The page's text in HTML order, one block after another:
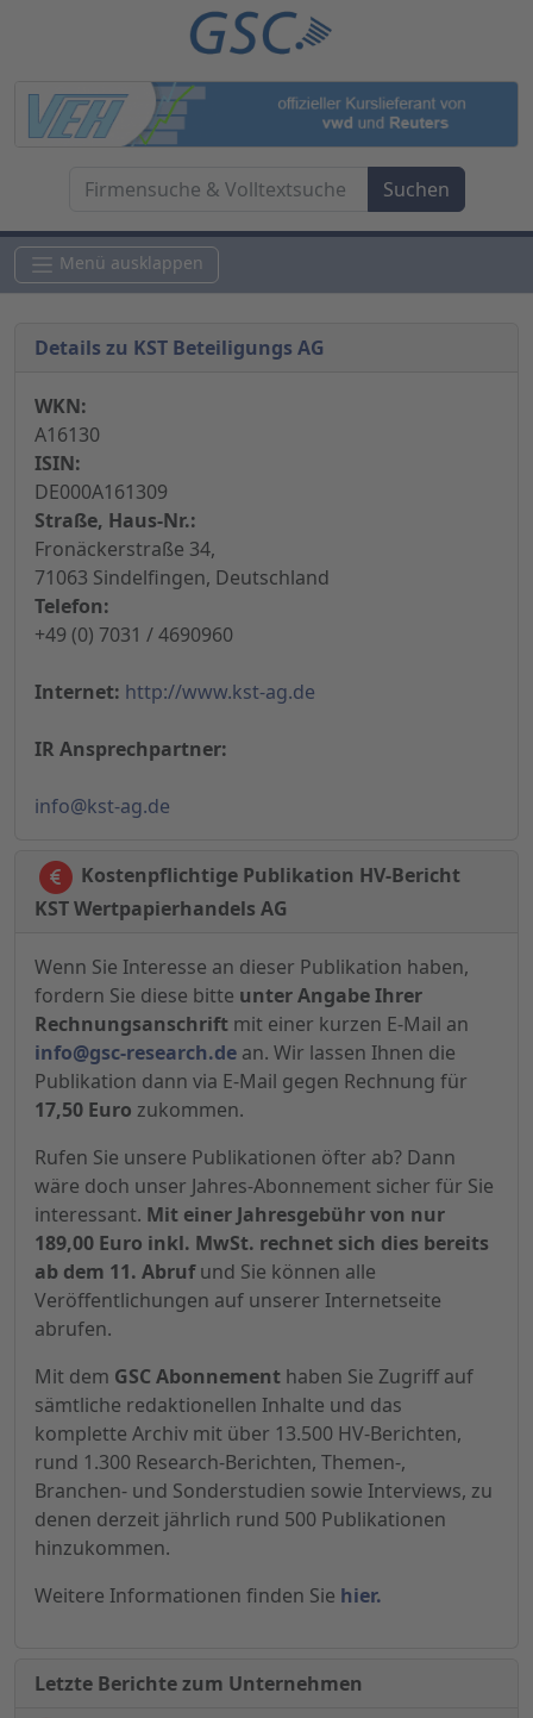
Menü ausklappen
Details zu KST Beteiligungs AG
WKN:
A16130
ISIN:
DE000A161309
Straße, Haus-Nr.:
Fronäckerstraße 34,
71063 Sindelfingen, Deutschland
Telefon:
+49 (0) 7031 / 4690960
Internet: http://www.kst-ag.de
IR Ansprechpartner:
info@kst-ag.de
Kostenpflichtige Publikation HV-Bericht
KST Wertpapierhandels AG
Wenn Sie Interesse an dieser Publikation haben,
fordern Sie diese bitte unter Angabe Ihrer
Rechnungsanschrift mit einer kurzen E-Mail an
info@gsc-research.de an. Wir lassen Ihnen die
Publikation dann via E-Mail gegen Rechnung für
17,50 Euro zukommen.
Rufen Sie unsere Publikationen öfter ab? Dann
wäre doch unser Jahres-Abonnement sicher für Sie
interessant. Mit einer Jahresgebühr von nur
189,00 Euro inkl. MwSt. rechnet sich dies bereits
ab dem 11. Abrufund Sie können alle
Veröffentlichungen auf unserer Internetseite
abrufen.
Mit dem GSC Abonnement haben Sie Zugriff auf
sämtliche redaktionellen Inhalte und das
komplette Archiv mit über 13.500 HV-Berichten,
rund 1.300 Research-Berichten, Themen-,
Branchen- und Sonderstudien sowie Interviews, zu
denen derzeit jährlich rund 500 Publikationen
hinzukommen.
Weitere Informationen finden Sie hier.
Letzte Berichte zum Unternehmen